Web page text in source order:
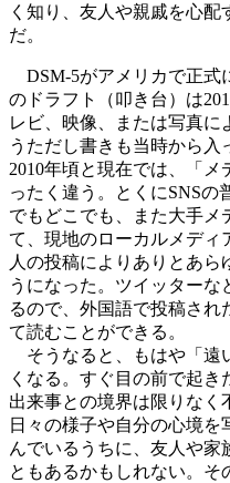
く知り、友人や親戚を心
だ。
DSM-5がアメリカで正式
のドラフト（叩き台）は
レビ、映像、または写真に
うただし書きも当時から入
2010年頃と現在では、「メ
ったく違う。とくにSNSの
でもどこでも、また大手メ
て、現地のローカルメディ
人の投稿によりありとあら
うになった。ツイッターな
るので、外国語で投稿され
て読むことができる。
そうなると、もはや「遠
くなる。すぐ目の前で起
出来事との境界は限りなく
日々の様子や自分の心境
んでいるうちに、友人や家
ともあるかもしれない。そ